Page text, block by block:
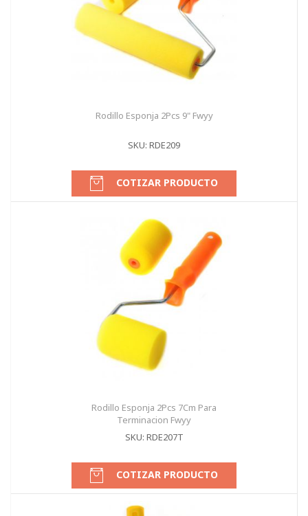
Rodillo Esponja 2Pcs 9" Fwyy
SKU: RDE209
COTIZAR PRODUCTO
Rodillo Esponja 2Pcs 7Cm Para
Terminacion Fwyy
SKU: RDE207T
COTIZAR PRODUCTO